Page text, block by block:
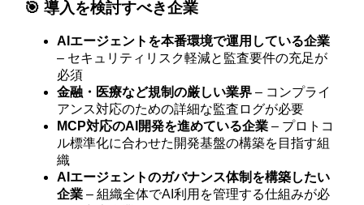
🎯 導入を検討すべき企業
AIエージェントを本番環境で運用している企業
– セキュリティリスク軽減と監査要件の充足が
必須
金融・医療など規制の厳しい業界 – コンプライ
アンス対応のための詳細な監査ログが必要
MCP対応のAI開発を進めている企業 – プロトコ
ル標準化に合わせた開発基盤の構築を目指す組
織
AIエージェントのガバナンス体制を構築したい
企業 – 組織全体でAI利用を管理する仕組みが必